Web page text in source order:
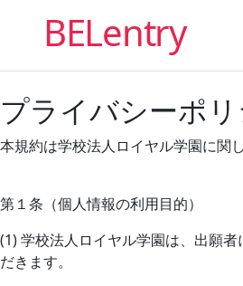
BELentry
プライバシーポ
本規約は学校法人ロイヤル学園に関
第１条（個人情報の利用目的）
(1) 学校法人ロイヤル学園は、出願
だきます。